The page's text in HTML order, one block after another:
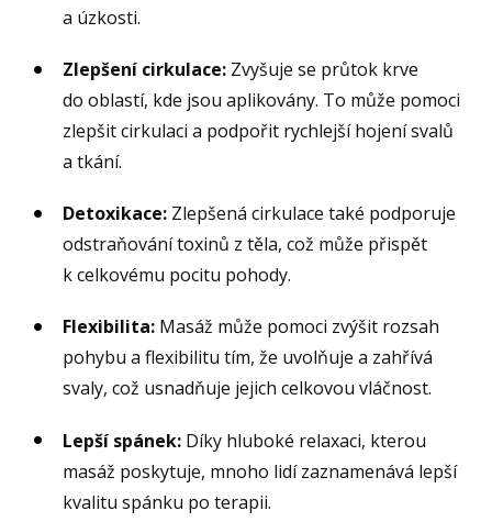
a úzkosti.
Zlepšení cirkulace: Zvyšuje se průtok krve
do oblastí, kde jsou aplikovány. To může pomoci
zlepšit cirkulaci a podpořit rychlejší hojení svalů
a tkání.
Detoxikace: Zlepšená cirkulace také podporuje
odstraňování toxinů z těla, což může přispět
k celkovému pocitu pohody.
Flexibilita: Masáž může pomoci zvýšit rozsah
pohybu a flexibilitu tím, že uvolňuje a zahřívá
svaly, což usnadňuje jejich celkovou vláčnost.
Lepší spánek: Díky hluboké relaxaci, kterou
masáž poskytuje, mnoho lidí zaznamenává lepší
kvalitu spánku po terapii.